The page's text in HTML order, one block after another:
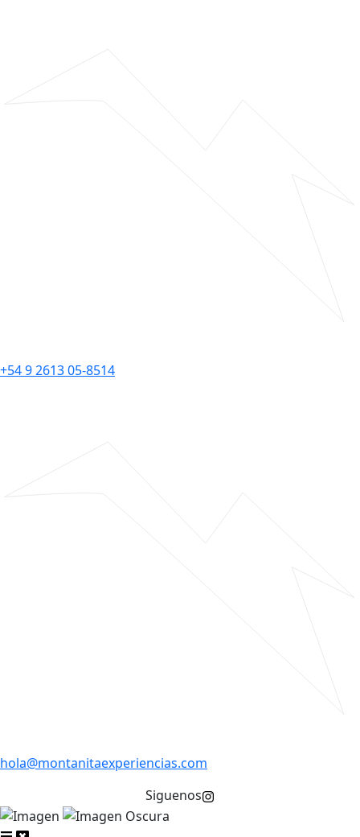
+54 9 2613 05-8514
hola@montanitaexperiencias.com
Siguenos